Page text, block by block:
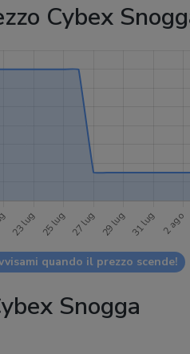
Cybex
quando il prezzo scende!
Snogga